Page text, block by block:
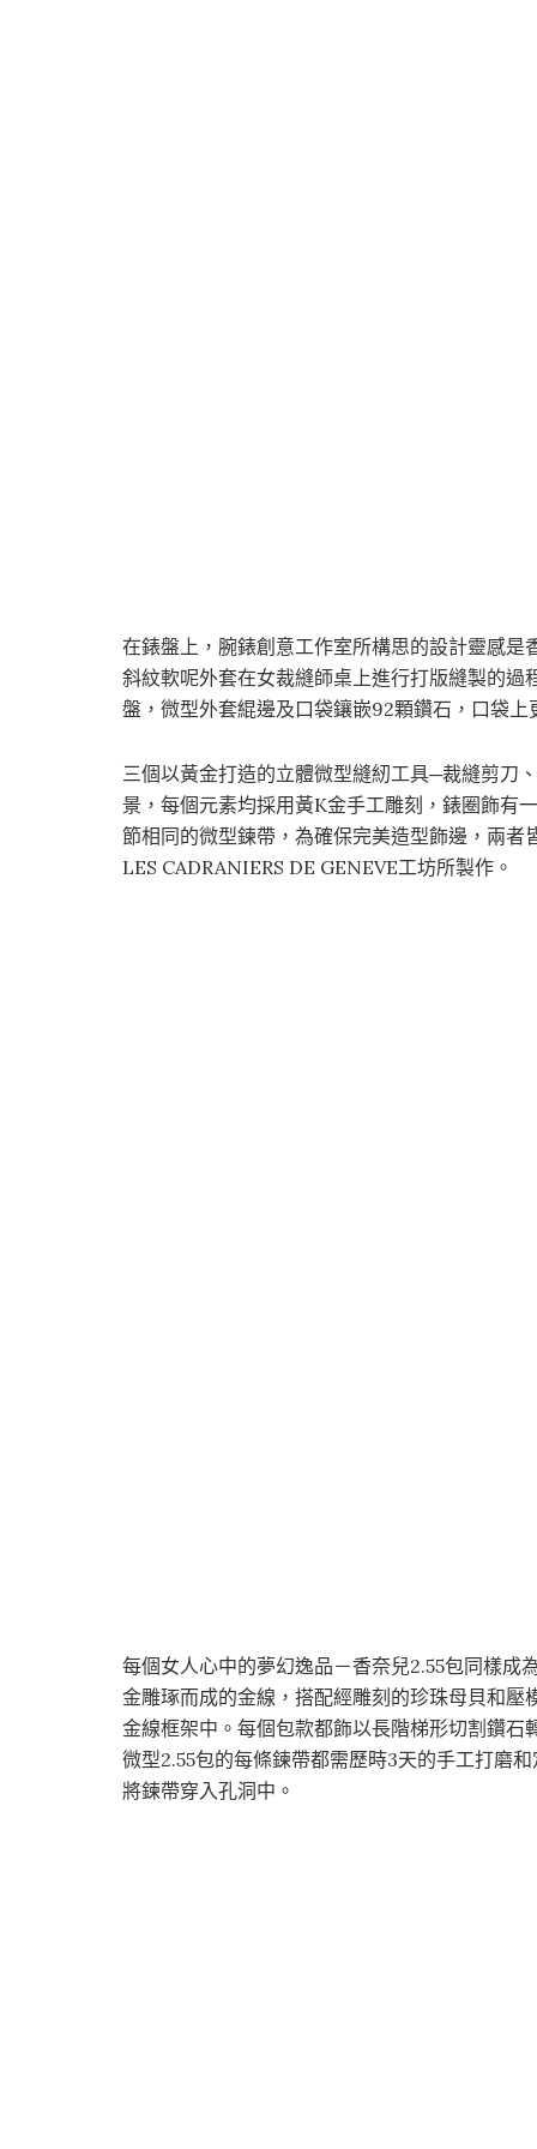
在錶盤上，腕錶創意工作室所構思的設計靈感
斜紋軟呢外套在女裁縫師桌上進行打版縫製的
盤，微型外套緄邊及口袋鑲嵌92顆鑽石，口袋上
三個以黃金打造的立體微型縫紉工具─裁縫剪刀
景，每個元素均採用黃K金手工雕刻，錶圈飾有
節相同的微型鍊帶，為確保完美造型飾邊，兩
LES CADRANIERS DE GENEVE工坊所製作。
每個女人心中的夢幻逸品－香奈兒2.55包同樣成
金雕琢而成的金線，搭配經雕刻的珍珠母貝和
金線框架中。每個包款都飾以長階梯形切割鑽石
微型2.55包的每條鍊帶都需歷時3天的手工打磨
將鍊帶穿入孔洞中。